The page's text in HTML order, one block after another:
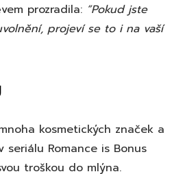
prozradila: “Pokud jste
projeví se to i na vaší
kosmetických značek a
Romance is Bonus
troškou do mlýna.